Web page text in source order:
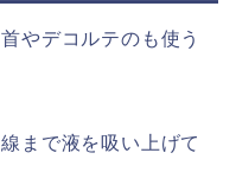
やデコルテのも使う
まで液を吸い上げて